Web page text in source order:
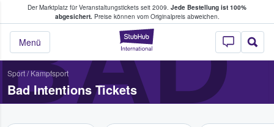
Der Marktplatz für Veranstaltungstickets seit 2009. Jede Bestellung ist 100%
abgesichert.Preise können vom Originalpreis abweichen.
StubHub - Wo
Menü
Tickets kaufen & verkaufen
Sport/Kampfsport
Bad Intentions Tickets